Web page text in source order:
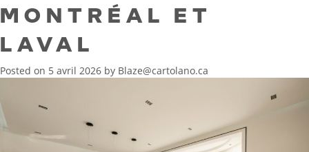
MONTRÉAL ET
LAVAL
Posted on 5 avril 2026 by Blaze@cartolano.ca